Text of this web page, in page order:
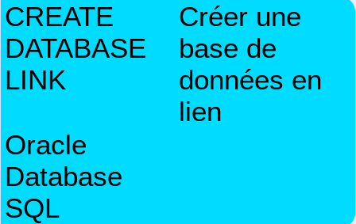
CREATE
DATABASE
LINK
Créer une
base de
données en
lien
Oracle
Database
SQL